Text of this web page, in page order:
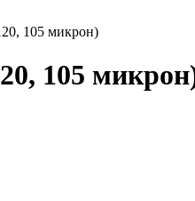
105 микрон)
105